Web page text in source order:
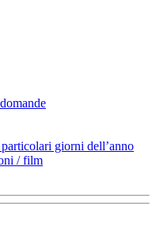
giorni dell’anno
/ film